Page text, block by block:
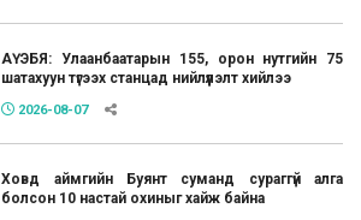
АҮЭБЯ: Улаанбаатарын 155, орон нутгийн 75
шатахуун түгээх станцад нийлүүлэлт хийлээ
2026-08-07
Ховд аймгийн Буянт суманд сураггүй алга
болсон 10 настай охиныг хайж байна